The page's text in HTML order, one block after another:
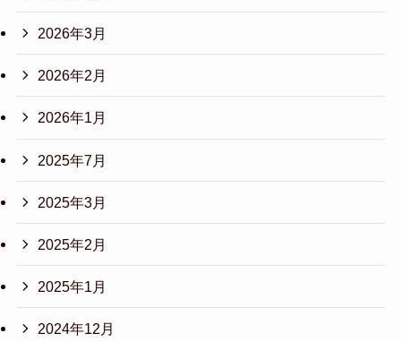
2026年3月
2026年2月
2026年1月
2025年7月
2025年3月
2025年2月
2025年1月
2024年12月